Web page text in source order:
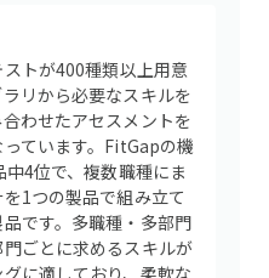
トが400種類以上用意
リから必要なスキルを
わせたアセスメントを
ています。FitGapの機
4位で、複数職種にま
1つの製品で組み立て
です。多職種・多部門
ごとに求めるスキルが
に適しており、柔軟な